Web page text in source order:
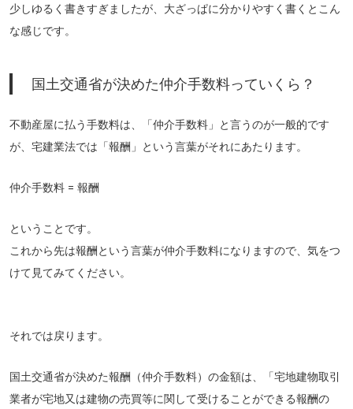
少しゆるく書きすぎましたが、大ざっぱに分かりやすく書くとこん
な感じです。
国土交通省が決めた仲介手数料っていくら？
不動産屋に払う手数料は、「仲介手数料」と言うのが一般的です
が、 宅建業法では「報酬」という言葉がそれにあたります。
仲介手数料 = 報酬
ということです。
これから先は報酬という言葉が仲介手数料になりますので、気をつ
けて見てみてください。
それでは戻ります。
国土交通省が決めた報酬（仲介手数料）の金額は、「宅地建物取引
業者が宅地又は建物の売買等に関して受けることができる報酬の